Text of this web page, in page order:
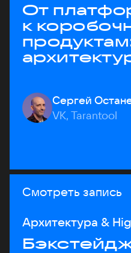
От
к
Сергей
VK, Tarantool
Смотреть запись
Архитектура &